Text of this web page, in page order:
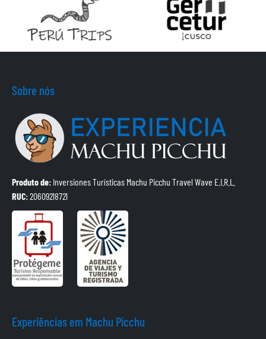
Sobre nós
Produto de: Inversiones Turísticas Machu Picchu Travel Wave E.I.R.L.
RUC:20609218721
Experiências em Machu Picchu